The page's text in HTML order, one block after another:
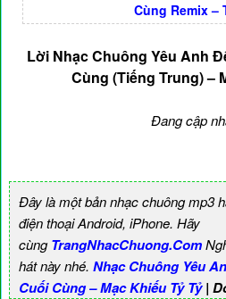
Cùng Remix –
Lời Nhạc Chuông Yêu Anh
Cùng (Tiếng Trung) –
Đang cập
Đây là một bản nhạc chuông mp3
điện thoại Android, iPhone. Hãy
cùngTrangNhacChuong.Com
hát này nhé. Nhạc Chuông Yêu
Cuối Cùng – Mạc Khiếu Tỷ Tỷ|